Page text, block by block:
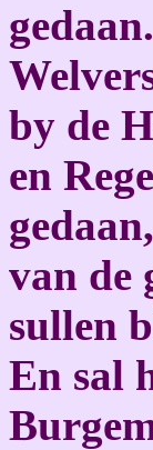
gedaan.
by de
en
van de
sullen
En sal